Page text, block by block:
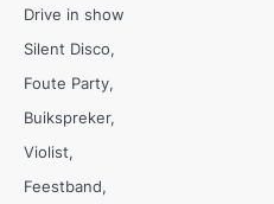
Drive in show
Silent Disco
Foute Party
Buikspreker
Violist
Feestband